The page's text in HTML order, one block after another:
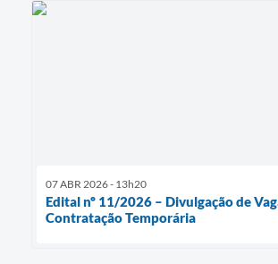
07 ABR 2026 - 13h20
Edital nº 11/2026 – Divulgação de
Contratação Temporária